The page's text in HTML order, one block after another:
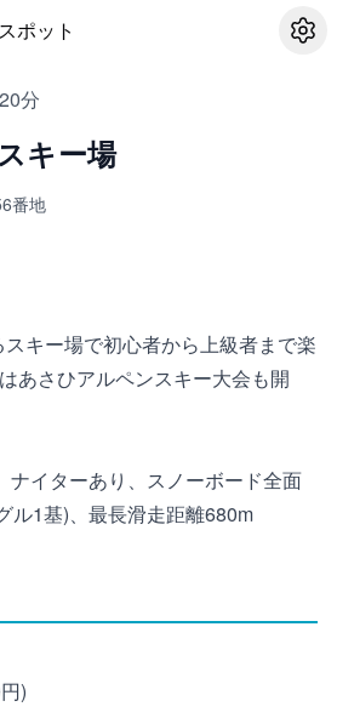
スポット 設定
分
キー場
番地
キー場で初心者から上級者まで楽
あさひアルペンスキー大会も開
ナイターあり、スノーボード全面
ル1基)、最長滑走距離680m
)